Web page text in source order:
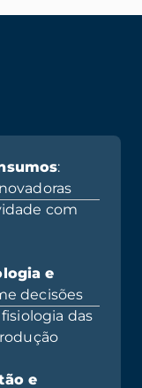
:
com
e
decisões
das
e